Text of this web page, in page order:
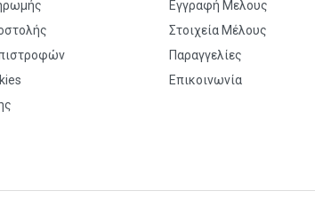
Εγγραφή Μελους
Στοιχεία Μέλους
Παραγγελίες
Επικοινωνία